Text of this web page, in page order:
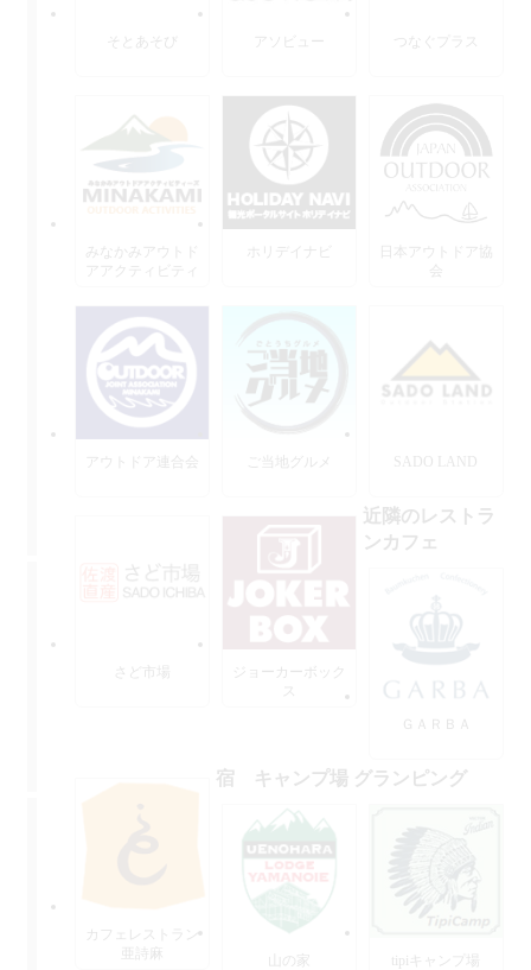
そとあそび アソビュー つなぐプラス
みなかみアウトド
アアクティビティ
ホリデイナビ
日本アウトドア協
会
アウトドア連合会 ご当地グルメ SADO LAND
さど市場
ジョーカーボック
ス
近隣のレストラ
ンカフェ
ＧＡＲＢＡ
カフェレストラン
亜詩麻
宿 キャンプ場 グランピング
山の家 tipiキャンプ場